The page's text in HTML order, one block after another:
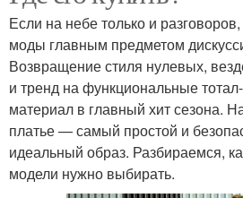
Если на небе только и
моды главным предметом
Возвращение стиля нулевых,
и тренд на функциональные
материал в главный хит сезона.
платье — самый простой и
идеальный образ. Разбираемся,
модели нужно выбирать.